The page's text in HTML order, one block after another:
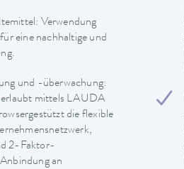
Verwendung
eine nachhaltige und
und -überwachung:
erlaubt mittels LAUDA
die flexible
2-Faktor-
an